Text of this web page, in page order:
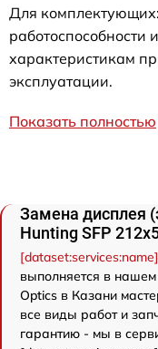
Для
работоспособности
характеристикам
эксплуатации.
Показать полностью
Замена дисплея
Hunting SFP
выполняется в
Optics в Казани
все виды работ и
гарантию - мы в